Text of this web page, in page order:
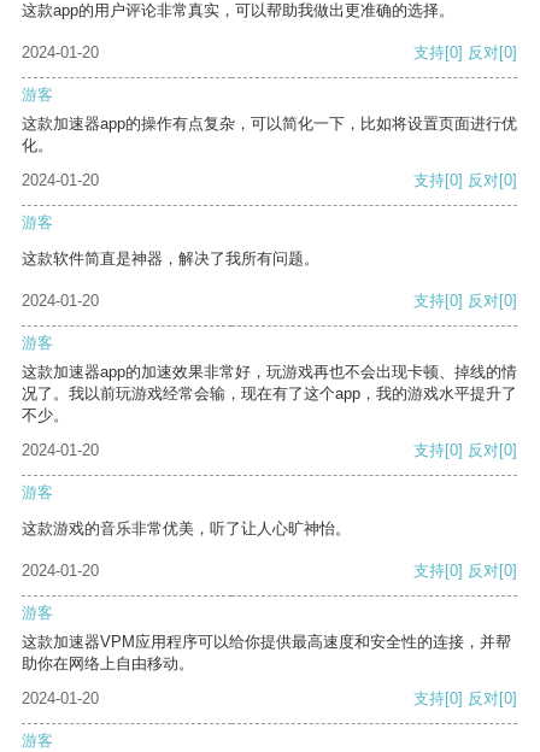
这款app的用户评论非常真实，可以帮助我做出更准确的选择。
2024-01-20 支持[0] 反对[0]
游客
这款加速器app的操作有点复杂，可以简化一下，比如将设置页面进行优
化。
2024-01-20
支持[0] 反对[0]
游客
这款软件简直是神器，解决了我所有问题。
2024-01-20 支持[0] 反对[0]
游客
这款加速器app的加速效果非常好，玩游戏再也不会出现卡顿、掉线的情
况了。我以前玩游戏经常会输，现在有了这个app，我的游戏水平提升了
不少。
2024-01-20
支持[0] 反对[0]
游客
这款游戏的音乐非常优美，听了让人心旷神怡。
2024-01-20 支持[0] 反对[0]
游客
这款加速器VPM应用程序可以给你提供最高速度和安全性的连接，并帮
助你在网络上自由移动。
2024-01-20
支持[0] 反对[0]
游客